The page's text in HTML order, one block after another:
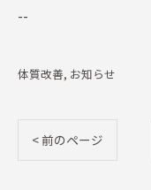
--
体質改善 お知らせ
< 前のページ